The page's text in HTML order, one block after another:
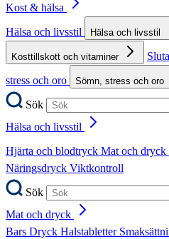
Kost & hälsa
Hälsa och livsstil
Hälsa och livsstil
Kosttillskott och vitaminer
stress och oro
Sömn, stress och oro
Sök
Hälsa och livsstil
Hjärta och blodtryck Mat och dryck
Näringsdryck Viktkontroll
Sök
Mat och dryck
Bars Dryck Halstabletter